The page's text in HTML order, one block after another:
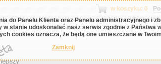
do Panelu Klienta oraz Panelu administracyjnego
stanie udoskonalać nasz serwis zgodnie z Państwa
cookies oznacza, że będą one umieszczane w
Zamknij
w koszyku: 0